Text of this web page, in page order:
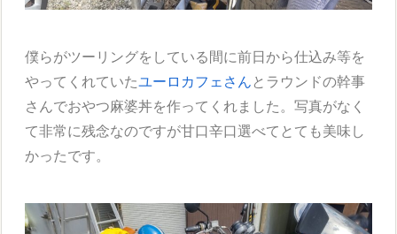
僕らがツーリングをしている間に前日から仕込み等を
やってくれていたユーロカフェさん とラウンドの幹事
さんでおやつ麻婆丼を作ってくれました。写真がなく
て非常に残念なのですが甘口辛口選べてとても美味し
かったです。